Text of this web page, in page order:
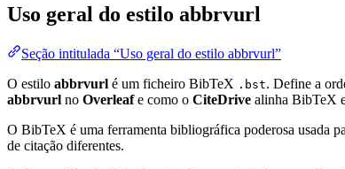
Uso geral do estilo abbrvurl
Seção intitulada “Uso geral do estilo abbrvurl”
O estilo abbrvurl é um ficheiro BibTeX .bst. Define a
abbrvurl no Overleafe como o CiteDrive alinha BibTeX
O BibTeX é uma ferramenta bibliográfica poderosa usada
de citação diferentes.